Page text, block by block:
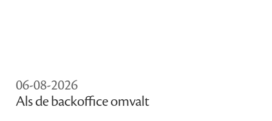
06-08-2026
Als de backoffice omvalt